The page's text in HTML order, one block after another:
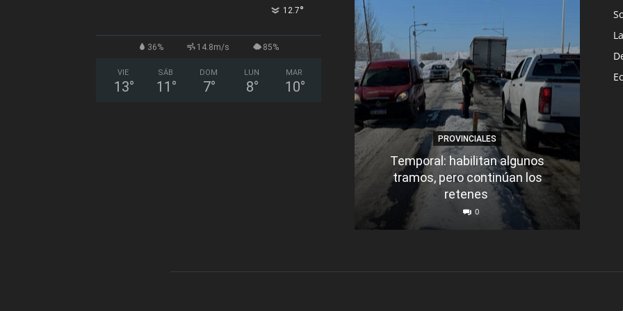
12.7°
36% 14.8m/s 85%
VIE
13°
SÁB
11 °
DOM
7°
LUN
8°
MAR
10°
PROVINCIALES
Temporal: habilitan algunos
tramos, pero continúan los
retenes
0